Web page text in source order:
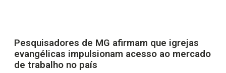
Pesquisadores de MG afirmam que igrejas
evangélicas impulsionam acesso ao mercado
de trabalho no país